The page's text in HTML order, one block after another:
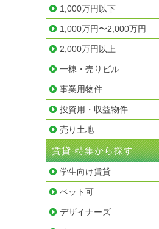
1,000万円以下
1,000万円〜2,000万円
2,000万円以上
一棟・売りビル
事業用物件
投資用・収益物件
売り土地
賃貸-特集から探す
学生向け賃貸
ペット可
デザイナーズ